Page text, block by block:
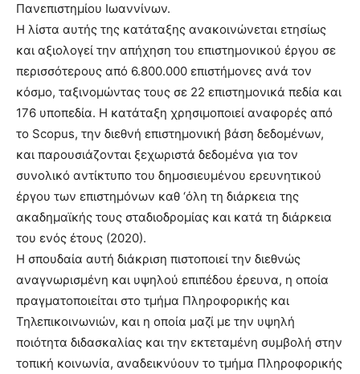
Πανεπιστημίου Ιωαννίνων.
Η λίστα αυτής της κατάταξης ανακοινώνεται ετησίως
και αξιολογεί την απήχηση του επιστημονικού έργου σε
περισσότερους από 6.800.000 επιστήμονες ανά τον
κόσμο, ταξινομώντας τους σε 22 επιστημονικά πεδία και
176 υποπεδία. Η κατάταξη χρησιμοποιεί αναφορές από
το Scopus, την διεθνή επιστημονική βάση δεδομένων,
και παρουσιάζονται ξεχωριστά δεδομένα για τον
συνολικό αντίκτυπο του δημοσιευμένου ερευνητικού
έργου των επιστημόνων καθ ‘όλη τη διάρκεια της
ακαδημαϊκής τους σταδιοδρομίας και κατά τη διάρκεια
του ενός έτους (2020).
Η σπουδαία αυτή διάκριση πιστοποιεί την διεθνώς
αναγνωρισμένη και υψηλού επιπέδου έρευνα, η οποία
πραγματοποιείται στο τμήμα Πληροφορικής και
Τηλεπικοινωνιών, και η οποία μαζί με την υψηλή
ποιότητα διδασκαλίας και την εκτεταμένη συμβολή στην
τοπική κοινωνία, αναδεικνύουν το τμήμα Πληροφορικής